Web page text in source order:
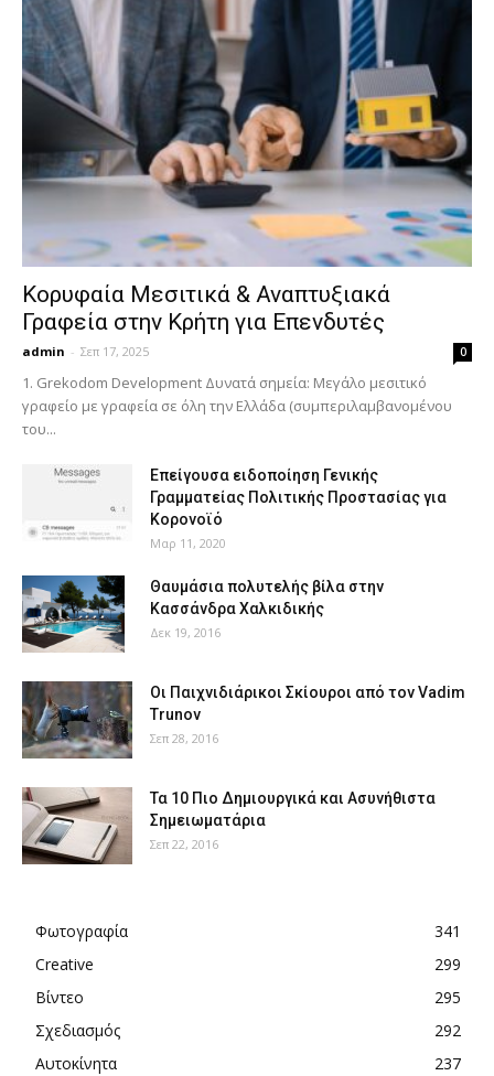
Κορυφαία Μεσιτικά & Αναπτυξιακά
Γραφεία στην Κρήτη για Επενδυτές
admin - Σεπ 17, 2025 0
1. Grekodom Development Δυνατά σημεία: Μεγάλο μεσιτικό
γραφείο με γραφεία σε όλη την Ελλάδα (συμπεριλαμβανομένου
του...
Επείγουσα ειδοποίηση Γενικής
Γραμματείας Πολιτικής Προστασίας για
Κορονοϊό
Μαρ 11, 2020
Θαυμάσια πολυτελής βίλα στην
Κασσάνδρα Χαλκιδικής
Δεκ 19, 2016
Οι Παιχνιδιάρικοι Σκίουροι από τον Vadim
Trunov
Σεπ 28, 2016
Τα 10 Πιο Δημιουργικά και Ασυνήθιστα
Σημειωματάρια
Σεπ 22, 2016
Φωτογραφία
341
Creative
299
Βίντεο
295
Σχεδιασμός
292
Αυτοκίνητα
237